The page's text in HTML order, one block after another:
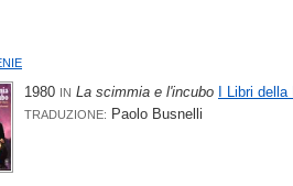
1980 IN La scimmia e l'incubo I Libri della
TRADUZIONE: Paolo Busnelli